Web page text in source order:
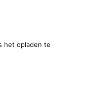
het opladen te